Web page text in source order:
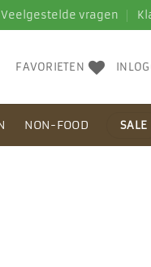
Veelgestelde vragen
FAVORIETEN
NON-FOOD SALE